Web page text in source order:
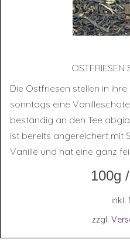
OST­FRIE­SEN
Die Ostfriesen stellen in
sonntags eine
beständig an den Tee
ist bereits angereichert mit
Vanille und hat eine ganz
100g /
inkl.
zzgl.